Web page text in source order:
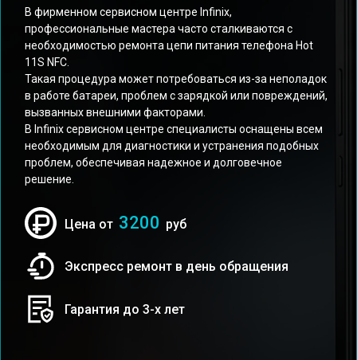
В фирменном сервисном центре Infinix,
профессиональные мастера часто сталкиваются с
необходимостью ремонта цепи питания телефона Hot
11S NFC.
Такая процедура может потребоваться из-за неполадок
в работе батареи, проблем с зарядкой или повреждений,
вызванных внешними факторами.
В Infinix сервисном центре специалисты оснащены всем
необходимым для диагностики и устранения подобных
проблем, обеспечивая надежное и долговечное
решение.
Цена от 3200 руб
Экспресс ремонт в день обращения
Гарантия до 3-х лет